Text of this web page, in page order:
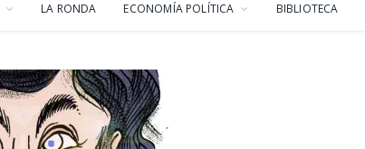
LA RONDA ECONOMÍA POLÍTICA BIBLIOTECA